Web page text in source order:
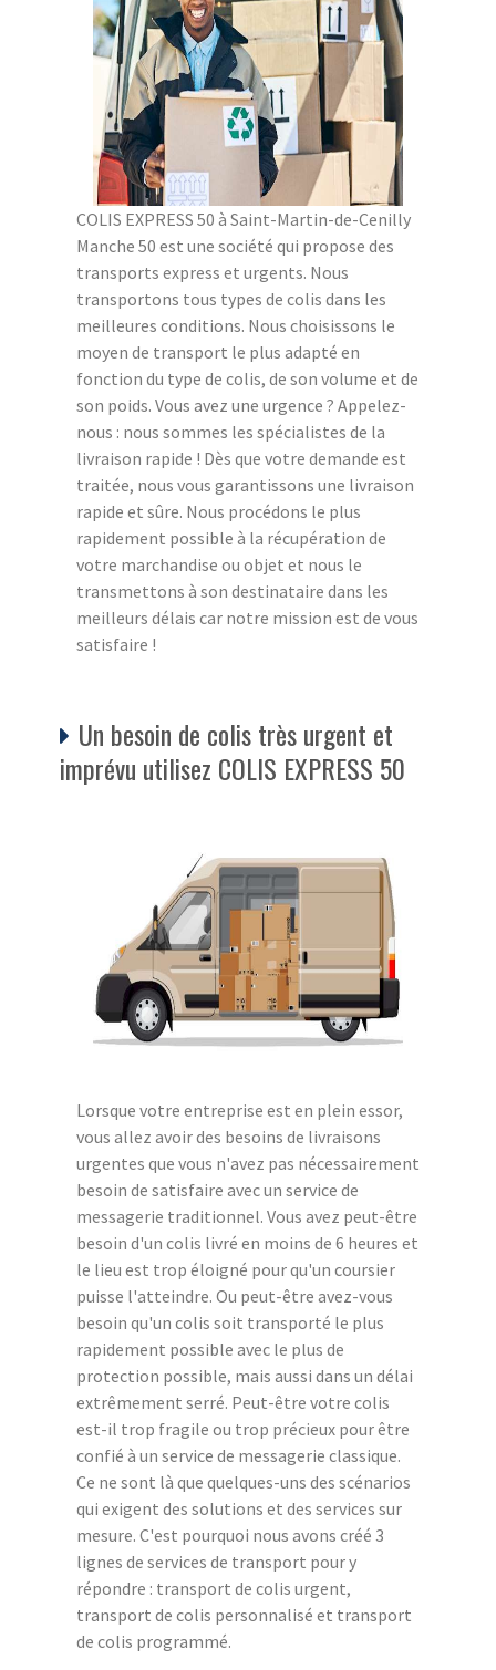
COLIS EXPRESS 50 à Saint-Martin-de-Cenilly
Manche 50 est une société qui propose des
transports express et urgents. Nous
transportons tous types de colis dans les
meilleures conditions. Nous choisissons le
moyen de transport le plus adapté en
fonction du type de colis, de son volume et de
son poids. Vous avez une urgence ? Appelez-
nous : nous sommes les spécialistes de la
livraison rapide ! Dès que votre demande est
traitée, nous vous garantissons une livraison
rapide et sûre. Nous procédons le plus
rapidement possible à la récupération de
votre marchandise ou objet et nous le
transmettons à son destinataire dans les
meilleurs délais car notre mission est de vous
satisfaire !
Un besoin de colis très urgent et
imprévu utilisez COLIS EXPRESS 50
Lorsque votre entreprise est en plein essor,
vous allez avoir des besoins de livraisons
urgentes que vous n'avez pas nécessairement
besoin de satisfaire avec un service de
messagerie traditionnel. Vous avez peut-être
besoin d'un colis livré en moins de 6 heures et
le lieu est trop éloigné pour qu'un coursier
puisse l'atteindre. Ou peut-être avez-vous
besoin qu'un colis soit transporté le plus
rapidement possible avec le plus de
protection possible, mais aussi dans un délai
extrêmement serré. Peut-être votre colis
est-il trop fragile ou trop précieux pour être
confié à un service de messagerie classique.
Ce ne sont là que quelques-uns des scénarios
qui exigent des solutions et des services sur
mesure. C'est pourquoi nous avons créé 3
lignes de services de transport pour y
répondre : transport de colis urgent,
transport de colis personnalisé et transport
de colis programmé.